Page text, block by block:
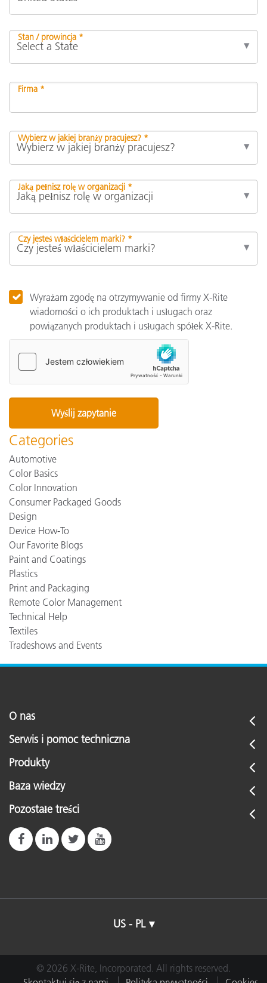
Stan / prowincja *
Firma *
Wybierz w jakiej branży pracujesz? *
Jaką pełnisz rolę w organizacji *
Czy jesteś właścicielem marki? *
Wyrażam zgodę na otrzymywanie od firmy X-Rite
wiadomości o ich produktach i usługach oraz
powiązanych produktach i usługach spółek X-Rite.
Categories
Automotive
Color Basics
Color Innovation
Consumer Packaged Goods
Design
Device How-To
Our Favorite Blogs
Paint and Coatings
Plastics
Print and Packaging
Remote Color Management
Technical Help
Textiles
Tradeshows and Events
O nas
Serwis i pomoc techniczna
Produkty
Baza wiedzy
Pozostałe treści
US - PL
© 2026 X-Rite, Incorporated. All rights reserved.